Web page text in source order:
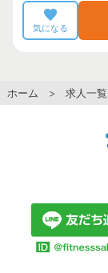
気になる
ホーム > 求人一覧